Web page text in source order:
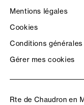
Mentions légales
Cookies
Conditions
Gérer mes cookies
Rte de Chaudron en